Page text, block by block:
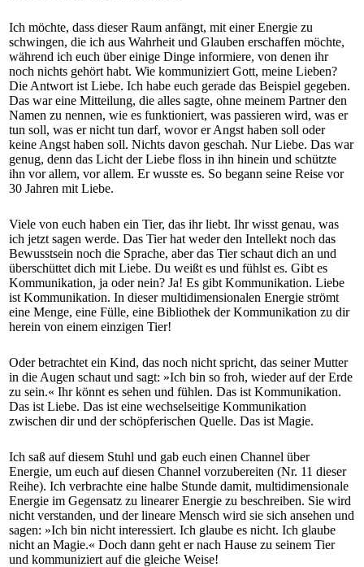
Ich möchte, dass dieser Raum anfängt, mit einer Energie zu
schwingen, die ich aus Wahrheit und Glauben erschaffen möchte,
während ich euch über einige Dinge informiere, von denen ihr
noch nichts gehört habt. Wie kommuniziert Gott, meine Lieben?
Die Antwort ist Liebe. Ich habe euch gerade das Beispiel gegeben.
Das war eine Mitteilung, die alles sagte, ohne meinem Partner den
Namen zu nennen, wie es funktioniert, was passieren wird, was er
tun soll, was er nicht tun darf, wovor er Angst haben soll oder
keine Angst haben soll. Nichts davon geschah. Nur Liebe. Das war
genug, denn das Licht der Liebe floss in ihn hinein und schützte
ihn vor allem, vor allem. Er wusste es. So begann seine Reise vor
30 Jahren mit Liebe.
Viele von euch haben ein Tier, das ihr liebt. Ihr wisst genau, was
ich jetzt sagen werde. Das Tier hat weder den Intellekt noch das
Bewusstsein noch die Sprache, aber das Tier schaut dich an und
überschüttet dich mit Liebe. Du weißt es und fühlst es. Gibt es
Kommunikation, ja oder nein? Ja! Es gibt Kommunikation. Liebe
ist Kommunikation. In dieser multidimensionalen Energie strömt
eine Menge, eine Fülle, eine Bibliothek der Kommunikation zu dir
herein von einem einzigen Tier!
Oder betrachtet ein Kind, das noch nicht spricht, das seiner Mutter
in die Augen schaut und sagt: »Ich bin so froh, wieder auf der Erde
zu sein.« Ihr könnt es sehen und fühlen. Das ist Kommunikation.
Das ist Liebe. Das ist eine wechselseitige Kommunikation
zwischen dir und der schöpferischen Quelle. Das ist Magie.
Ich saß auf diesem Stuhl und gab euch einen Channel über
Energie, um euch auf diesen Channel vorzubereiten (Nr. 11 dieser
Reihe). Ich verbrachte eine halbe Stunde damit, multidimensionale
Energie im Gegensatz zu linearer Energie zu beschreiben. Sie wird
nicht verstanden, und der lineare Mensch wird sie sich ansehen und
sagen: »Ich bin nicht interessiert. Ich glaube es nicht. Ich glaube
nicht an Magie.« Doch dann geht er nach Hause zu seinem Tier
und kommuniziert auf die gleiche Weise!